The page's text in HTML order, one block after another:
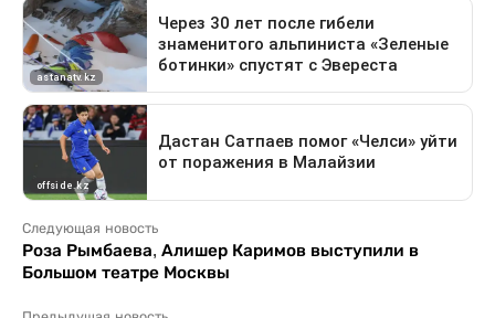
Следующая новость
Роза Рымбаева, Алишер Каримов выступили в
Большом театре Москвы